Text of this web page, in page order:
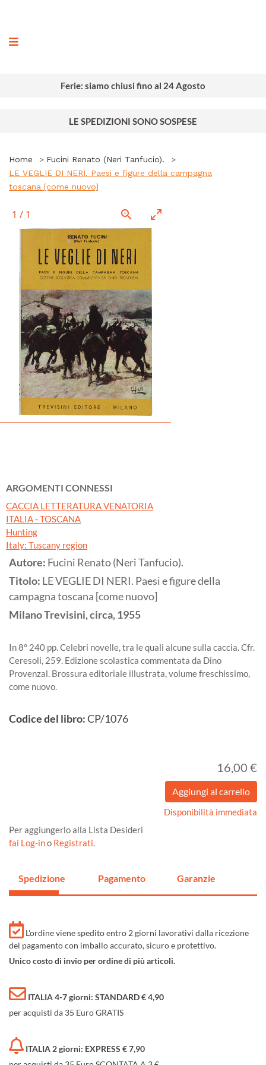
Ferie: siamo chiusi fino al 24 Agosto
LE SPEDIZIONI SONO SOSPESE
Home
Fucini Renato (Neri Tanfucio).
LE VEGLIE DI NERI. Paesi e figure della campagna
toscana [come nuovo]
1 / 1
ARGOMENTI CONNESSI
CACCIA LETTERATURA VENATORIA
ITALIA - TOSCANA
Hunting
Italy: Tuscany region
Autore: Fucini Renato (Neri Tanfucio).
Titolo: LE VEGLIE DI NERI. Paesi e figure della
campagna toscana [come nuovo]
MilanoTrevisini, circa,1955
In 8° 240 pp. Celebri novelle, tra le quali alcune sulla caccia. Cfr.
Ceresoli, 259. Edizione scolastica commentata da Dino
Provenzal. Brossura editoriale illustrata, volume freschissimo,
come nuovo.
Codice del libro:CP/1076
16,00 €
Disponibilità immediata
Per aggiungerlo alla Lista Desideri
fai Log-ino Registrati.
Spedizione Pagamento Garanzie
L'ordine viene spedito entro 2 giorni lavorativi dalla ricezione
del pagamento con imballo accurato, sicuro e protettivo.
Unico costo di invio per ordine di più articoli.
ITALIA 4-7 giorni: STANDARD € 4,90
per acquisti da 35 Euro GRATIS
ITALIA 2 giorni: EXPRESS € 7,90